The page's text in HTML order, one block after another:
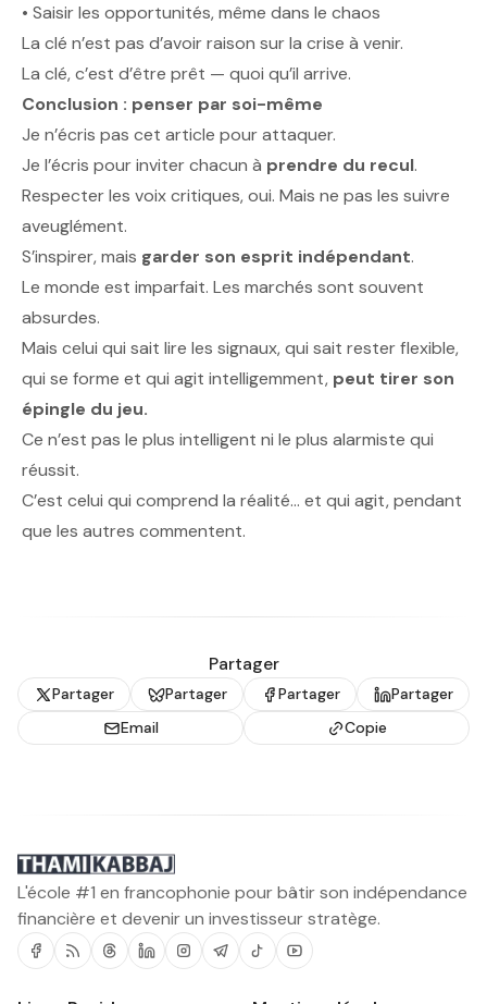
• Saisir les opportunités, même dans le chaos
La clé n’est pas d’avoir raison sur la crise à venir.
La clé, c’est d’être prêt — quoi qu’il arrive.
Conclusion : penser par soi-même
Je n’écris pas cet article pour attaquer.
Je l’écris pour inviter chacun à prendre du recul.
Respecter les voix critiques, oui. Mais ne pas les suivre
aveuglément.
S’inspirer, mais garder son esprit indépendant.
Le monde est imparfait. Les marchés sont souvent
absurdes.
Mais celui qui sait lire les signaux, qui sait rester flexible,
qui se forme et qui agit intelligemment, peut tirer son
épingle du jeu.
Ce n’est pas le plus intelligent ni le plus alarmiste qui
réussit.
C’est celui qui comprend la réalité… et qui agit, pendant
que les autres commentent.
Partager
Partager Partager Partager
Partager
Email
Copie
L'école #1 en francophonie pour bâtir son indépendance
financière et devenir un investisseur stratège.
Facebook
RSS ThreadsLinkedinInstagram
TelegramTiktokYoutube